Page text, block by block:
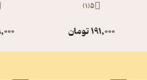
5
(
1
)
191,000تومان